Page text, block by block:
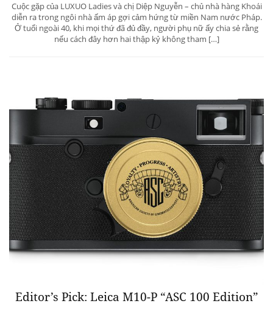
Cuộc gặp của LUXUO Ladies và chị Diệp Nguyễn – chủ nhà hàng Khoái
diễn ra trong ngôi nhà ấm áp gợi cảm hứng từ miền Nam nước Pháp.
Ở tuổi ngoài 40, khi mọi thứ đã đủ đầy, người phụ nữ ấy chia sẻ rằng
nếu cách đây hơn hai thập kỷ không tham […]
Editor’s Pick: Leica M10-P “ASC 100 Edition”